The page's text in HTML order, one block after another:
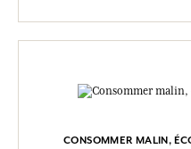
CONSOMMER MALIN,